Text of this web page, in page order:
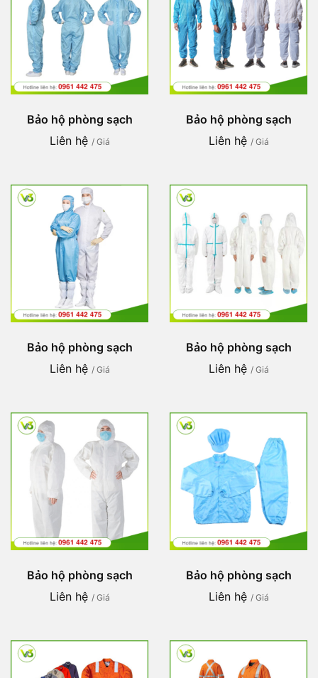
Bảo hộ phòng sạch
Liên hệ / Giá
Bảo hộ phòng sạch
Liên hệ / Giá
Bảo hộ phòng sạch
Liên hệ / Giá
Bảo hộ phòng sạch
Liên hệ / Giá
Bảo hộ phòng sạch
Liên hệ / Giá
Bảo hộ phòng sạch
Liên hệ / Giá